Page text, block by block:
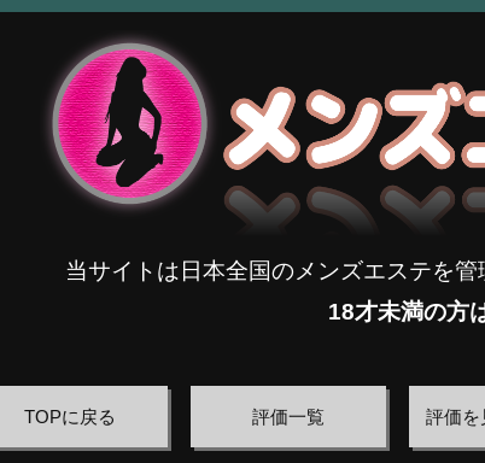
当サイトは日本全国のメンズエステを
18才未満の方
TOPに戻る 評価一覧 評価を